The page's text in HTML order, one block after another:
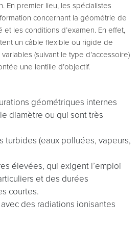
En premier lieu, les spécialistes
concernant la géométrie de
et les conditions d’examen. En effet,
un câble flexible ou rigide de
(suivant le type d’accessoire)
une lentille d’objectif.
géométriques internes
diamètre ou qui sont très
turbides (eaux polluées, vapeurs,
élevées, qui exigent l’emploi
et des durées
courtes.
des radiations ionisantes